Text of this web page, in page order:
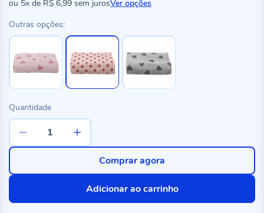
ou 5x de R$ 6,99 sem jurosVer opções
Outras opções:
Quantidade
Adicionar ao carrinho
Comprar agora